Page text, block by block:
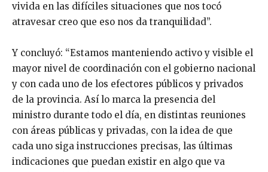
vivida en las difíciles situaciones que nos tocó
atravesar creo que eso nos da tranquilidad”.
Y concluyó: “Estamos manteniendo activo y visible el
mayor nivel de coordinación con el gobierno nacional
y con cada uno de los efectores públicos y privados
de la provincia. Así lo marca la presencia del
ministro durante todo el día, en distintas reuniones
con áreas públicas y privadas, con la idea de que
cada uno siga instrucciones precisas, las últimas
indicaciones que puedan existir en algo que va